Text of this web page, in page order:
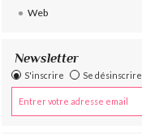
Web
Newsletter
S'inscrire Se désinscrire